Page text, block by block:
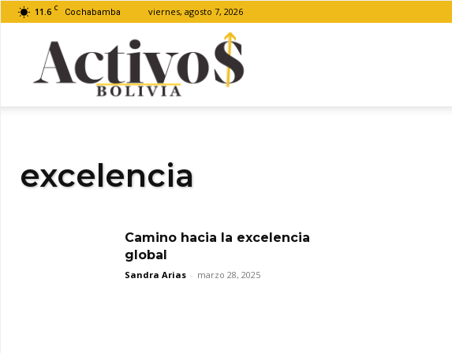
11.6 C Cochabamba viernes, agosto 7, 2026
excelencia
Camino hacia la excelencia
global
Sandra Arias - marzo 28, 2025